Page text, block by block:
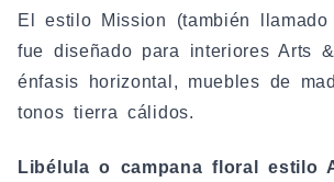
El estilo Mission (también
fue diseñado para interiores Arts
énfasis horizontal, muebles de
tonos tierra cálidos.
Libélula o campana floral estilo